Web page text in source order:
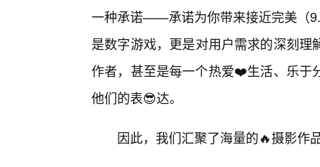
一种承诺——承诺为你带来接近完美（
是数字游戏，更是对用户需求的深刻
作者，甚至是每一个热爱❤️生活、乐于
他们的表😎达。
因此，我们汇聚了海量的🔥摄影作